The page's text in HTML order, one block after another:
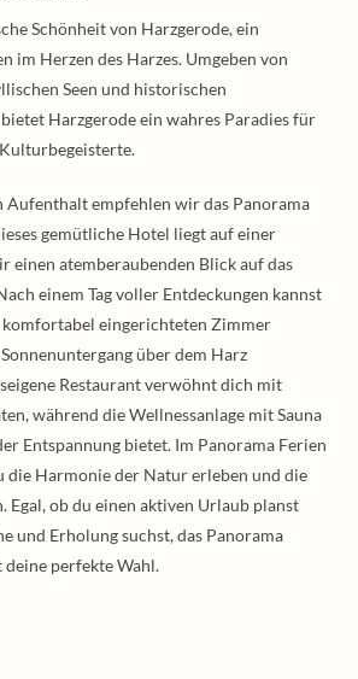
Schönheit von Harzgerode, ein
im Herzen des Harzes. Umgeben von
Seen und historischen
Harzgerode ein wahres Paradies für
Aufenthalt empfehlen wir das Panorama
gemütliche Hotel liegt auf einer
einen atemberaubenden Blick auf das
einem Tag voller Entdeckungen kannst
eingerichteten Zimmer
über dem Harz
Restaurant verwöhnt dich mit
während die Wellnessanlage mit Sauna
Entspannung bietet. Im Panorama Ferien
die Harmonie der Natur erleben und die
Egal, ob du einen aktiven Urlaub planst
und Erholung suchst, das Panorama
perfekte Wahl.